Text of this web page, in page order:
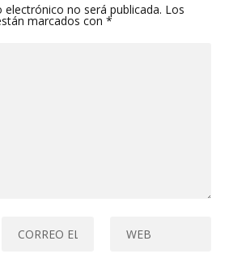
no será publicada. Los
marcados con*